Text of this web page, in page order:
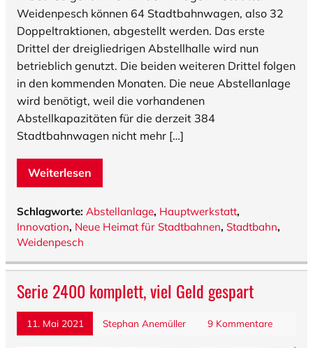
Weidenpesch können 64 Stadtbahnwagen, also 32
Doppeltraktionen, abgestellt werden. Das erste
Drittel der dreigliedrigen Abstellhalle wird nun
betrieblich genutzt. Die beiden weiteren Drittel folgen
in den kommenden Monaten. Die neue Abstellanlage
wird benötigt, weil die vorhandenen
Abstellkapazitäten für die derzeit 384
Stadtbahnwagen nicht mehr […]
Weiterlesen
Schlagworte: Abstellanlage, Hauptwerkstatt,
Innovation, Neue Heimat für Stadtbahnen, Stadtbahn,
Weidenpesch
Serie 2400 komplett, viel Geld gespart
11. Mai 2021 Stephan Anemüller 9 Kommentare